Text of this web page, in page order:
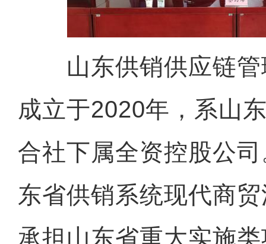
山东供销供应链管
成立于2020年，系山
合社下属全资控股公
东省供销系统现代商
承担山东省重大实施